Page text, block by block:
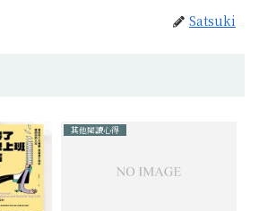
Satsuki
其他閱讀心得